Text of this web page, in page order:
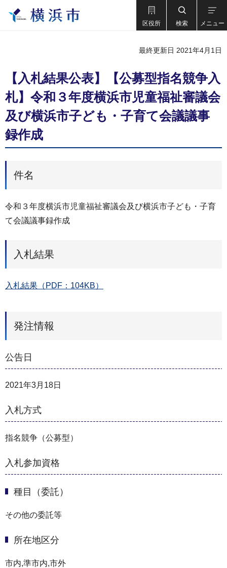
区役所 検索 メニュー
最終更新日 2021年4月1日
【入札結果公表】【公募型指名競争入
札】令和３年度横浜市児童福祉審議会
及び横浜市子ども・子育て会議議事
録作成
件名
令和３年度横浜市児童福祉審議会及び横浜市子ども・子育
て会議議事録作成
入札結果
入札結果（PDF：104KB）
発注情報
公告日
2021年3月18日
入札方式
指名競争（公募型）
入札参加資格
種目（委託）
その他の委託等
所在地区分
市内,準市内,市外